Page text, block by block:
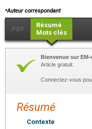
⁎Auteur correspondant
PDF
Résumé
Mots clés
Bienvenue sur
Article gratuit.
Connectez-vous
Résumé
Contexte